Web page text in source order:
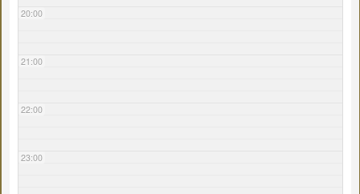
20:00
21:00
22:00
23:00